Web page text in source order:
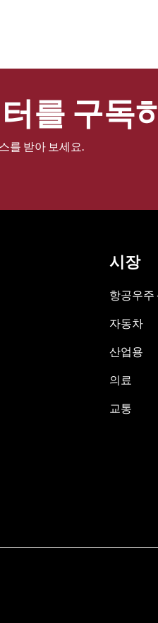
를 구독
를 받아 보세요.
시장
항공우주
자동차
산업용
의료
교통